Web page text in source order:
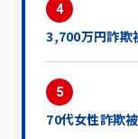
4
3,700万円詐
5
70代女性詐欺